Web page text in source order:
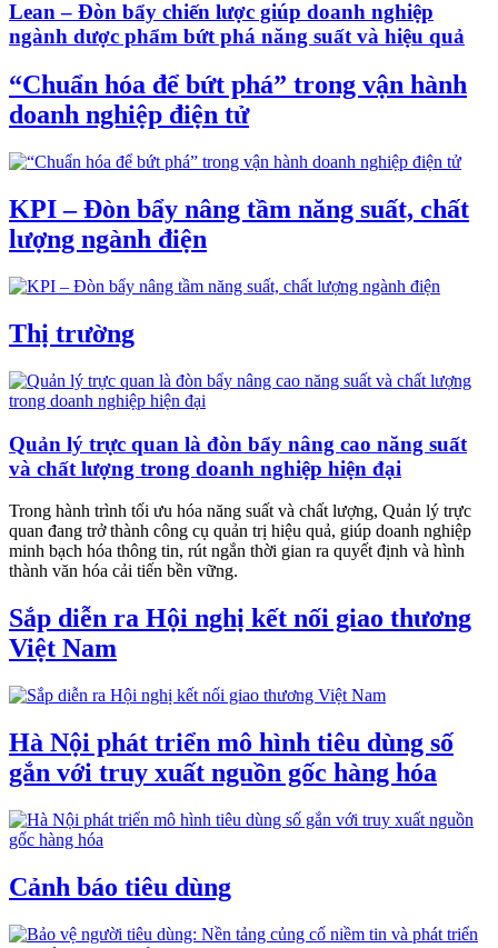
Lean – Đòn bẩy chiến lược giúp doanh nghiệp
ngành dược phẩm bứt phá năng suất và hiệu quả
“Chuẩn hóa để bứt phá” trong vận hành
doanh nghiệp điện tử
KPI – Đòn bẩy nâng tầm năng suất, chất
lượng ngành điện
Thị trường
Quản lý trực quan là đòn bẩy nâng cao năng suất
và chất lượng trong doanh nghiệp hiện đại
Trong hành trình tối ưu hóa năng suất và chất lượng, Quản lý trực
quan đang trở thành công cụ quản trị hiệu quả, giúp doanh nghiệp
minh bạch hóa thông tin, rút ngắn thời gian ra quyết định và hình
thành văn hóa cải tiến bền vững.
Sắp diễn ra Hội nghị kết nối giao thương
Việt Nam
Hà Nội phát triển mô hình tiêu dùng số
gắn với truy xuất nguồn gốc hàng hóa
Cảnh báo tiêu dùng